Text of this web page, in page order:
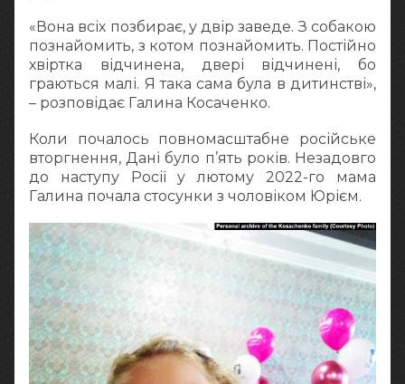
«Вона всіх позбирає, у двір заведе. З собакою
познайомить, з котом познайомить. Постійно
хвіртка відчинена, двері відчинені, бо
граються малі. Я така сама була в дитинстві»,
– розповідає Галина Косаченко.
Коли почалось повномасштабне російське
вторгнення, Дані було п’ять років. Незадовго
до наступу Росії у лютому 2022-го мама
Галина почала стосунки з чоловіком Юрієм.